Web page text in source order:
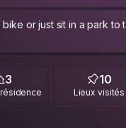
or just sit in a park to
3 10
Lieux visités